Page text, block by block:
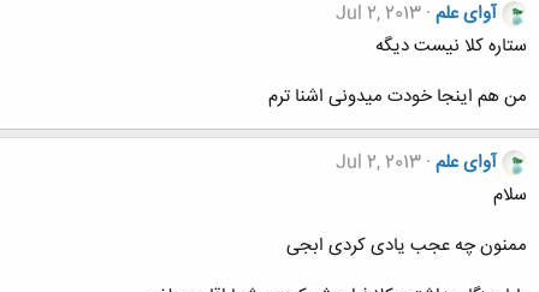
آوای علم Jul 2, 2013
ستاره کلا نیست دیگه
من هم اینجا خودت میدونی اشنا ترم
آوای علم Jul 2, 2013
سلام
ممنون چه عجب یادی کردی ابجی